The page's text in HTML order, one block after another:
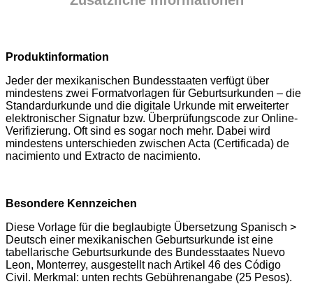
Produktinformation
Jeder der mexikanischen Bundesstaaten verfügt über
mindestens zwei Formatvorlagen für Geburtsurkunden – die
Standardurkunde und die digitale Urkunde mit erweiterter
elektronischer Signatur bzw. Überprüfungscode zur Online-
Verifizierung. Oft sind es sogar noch mehr. Dabei wird
mindestens unterschieden zwischen Acta (Certificada) de
nacimiento und Extracto de nacimiento.
Besondere Kennzeichen
Diese Vorlage für die beglaubigte Übersetzung Spanisch >
Deutsch einer mexikanischen Geburtsurkunde ist eine
tabellarische Geburtsurkunde des Bundesstaates Nuevo
Leon, Monterrey, ausgestellt nach Artikel 46 des Código
Civil. Merkmal: unten rechts Gebührenangabe (25 Pesos).